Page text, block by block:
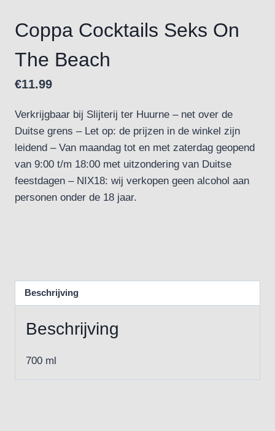
Coppa Cocktails Seks On
The Beach
€11.99
Verkrijgbaar bij Slijterij ter Huurne – net over de
Duitse grens – Let op: de prijzen in de winkel zijn
leidend – Van maandag tot en met zaterdag geopend
van 9:00 t/m 18:00 met uitzondering van Duitse
feestdagen – NIX18: wij verkopen geen alcohol aan
personen onder de 18 jaar.
Beschrijving
Beschrijving
700 ml